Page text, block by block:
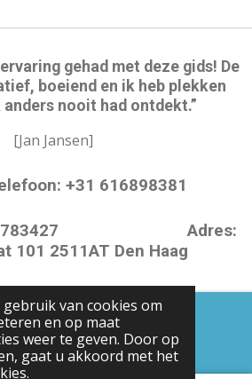
van cookies om
en op maat
weer te geven. Door op
gaat u akkoord met het
gehad met deze gids! De
boeiend en ik heb plekken
nooit had ontdekt.”
[Jan Jansen]
+31 616898381
96783427 Adres:
101 2511AT Den Haag